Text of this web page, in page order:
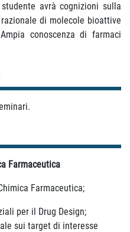
avrà cognizioni sulla
di molecole bioattive
conoscenza di farmaci
Farmaceutica
Farmaceutica;
per il Drug Design;
sui target di interesse